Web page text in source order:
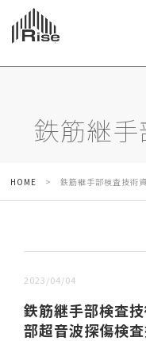
鉄筋継
HOME > 鉄筋継手部検査技術
2023/04/04
鉄筋継手部検査
部超音波探傷検